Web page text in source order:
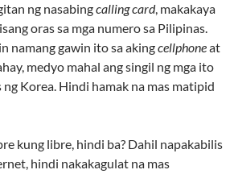
ng nasabingcalling card, makakaya
oras sa mga numero sa Pilipinas.
namang gawin ito sa akingcellphoneat
medyo mahal ang singil ng mga ito
ng Korea. Hindi hamak na mas matipid
kung libre, hindi ba? Dahil napakabilis
hindi nakakagulat na mas